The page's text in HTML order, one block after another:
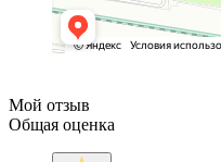
Мой отзыв
Общая оценка